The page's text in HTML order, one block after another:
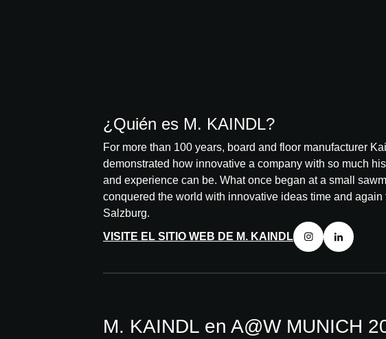
¿Quién es M. KAINDL?
For more than 100 years, board and floor manufacturer
demonstrated how innovative a company with so much
and experience can be. What once began at a small
conquered the world with innovative ideas time and again
Salzburg.
VISITE EL SITIO WEB DE M. KAINDL
M. KAINDL en A@W MUNICH